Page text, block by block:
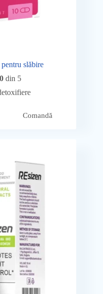
slăbire
din 5
Comandă